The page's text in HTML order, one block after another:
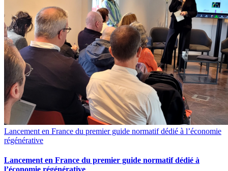
Lancement en France du premier guide normatif dédié à l’économie
régénérative
Lancement en France du premier guide normatif dédié à